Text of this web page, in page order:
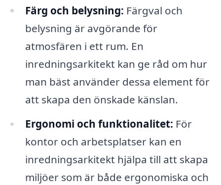
Färg och belysning: Färgval och
belysning är avgörande för
atmosfären i ett rum. En
inredningsarkitekt kan ge råd om hur
man bäst använder dessa element för
att skapa den önskade känslan.
Ergonomi och funktionalitet: För
kontor och arbetsplatser kan en
inredningsarkitekt hjälpa till att skapa
miljöer som är både ergonomiska och